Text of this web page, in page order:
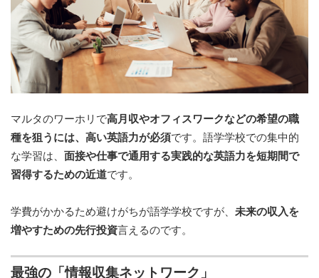
マルタのワーホリで高月収やオフィスワークなどの希望の職
種を狙うには、高い英語力が必須です。語学学校での集中的
な学習は、 面接や仕事で通用する実践的な英語力を短期間で
習得するための近道です。
学費がかかるため避けがちが語学学校ですが、 未来の収入を
増やすための先行投資言えるのです。
最強の「情報収集ネットワーク」